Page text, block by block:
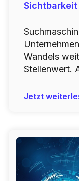
Sichtbarkeit
Wandels
Stellenwert.
Jetzt